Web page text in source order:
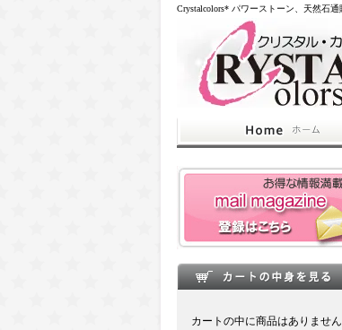
Crystalcolors* パワーストーン、天然石
カートの中に商品はありません